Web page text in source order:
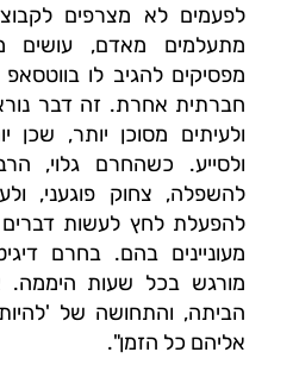
לפעמים לא מצרפים
מתעלמים מאדם, עושים
מפסיקים להגיב לו
חברתית אחרת. זה דבר
ולעיתים מסוכן יותר, שכן
ולסייע. כשהחרם גלוי,
להשפלה, צחוק פוגעני,
להפעלת לחץ לעשות
מעוניינים בהם. בחרם
מורגש בכל שעות היממה.
הביתה, והתחושה של
אליהם כל הזמן".